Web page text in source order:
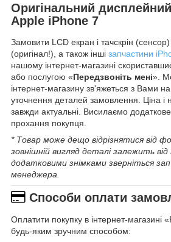
Оригінальний
Apple iPhone 7
Замовити LCD екран і тачскрін
(оригінал!), а також інші запчастини
нашому інтернет-магазині
або послугою «Передзвоніть мені».
інтернет-магазину зв'яжеться з Вами
уточнення деталей замовлення. Ціна і
завжди актуальні. Висилаємо
прохання покупця.
* Товар може дещо відрізнятися від
зовнішній вигляд деталі залежить від
додатковими знімками зверніться
менеджера.
Способи оплати
Оплатити покупку в інтернет-магазині
будь-яким зручним способом: